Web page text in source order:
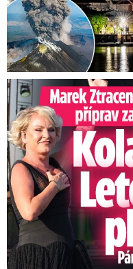
Marek Ztracený na